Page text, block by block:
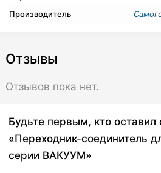
Производитель
Отзывы
Отзывов пока нет.
Будьте первым, кто оставил
«Переходник-соединитель
серии ВАКУУМ»